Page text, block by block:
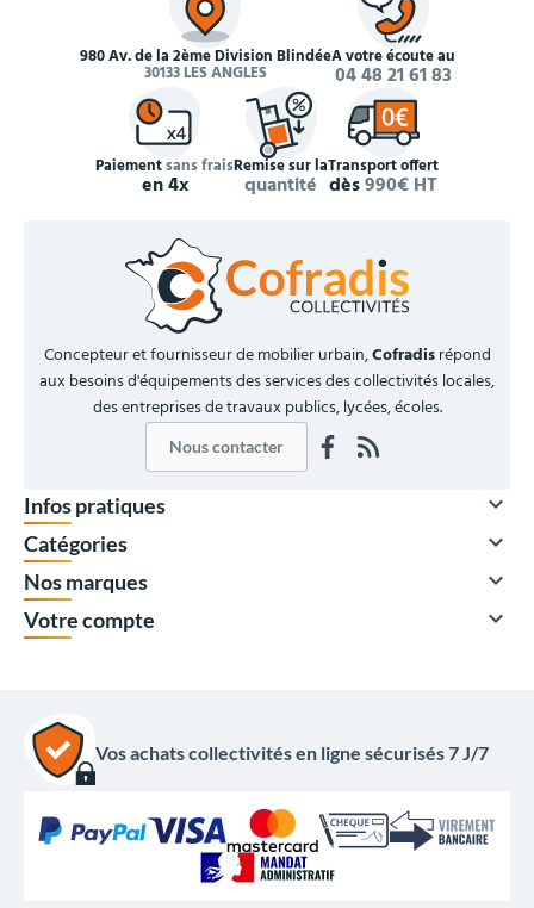
980 Av. de la 2ème Division Blindée
30133 LES ANGLES
À votre écoute au
04 48 21 61 83
Paiementsans frais
en 4x
Remise sur la
quantité
Transport offert
dès990€ HT
Concepteur et fournisseur de mobilier urbain,Cofradisrépond
aux besoins d'équipements des services des collectivités locales,
des entreprises de travaux publics, lycées, écoles.
Nous contacter
Infos pratiques 
Catégories 
Nos marques 
Votre compte 
Vos achats collectivités en ligne sécurisés 7 J/7